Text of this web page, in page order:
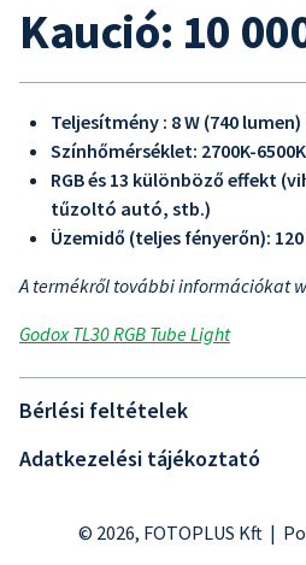
Kaució: 10
Teljesítmény : 8 W (740 lumen)
Színhőmérséklet: 2700K-6500K
RGB és 13 különböző effekt
tűzoltó autó, stb.)
Üzemidő (teljes fényerőn):
A termékről további információkat
Godox TL30 RGB Tube Light
Bérlési feltételek
Adatkezelési tájékoztató
© 2026, FOTOPLUS Kft |